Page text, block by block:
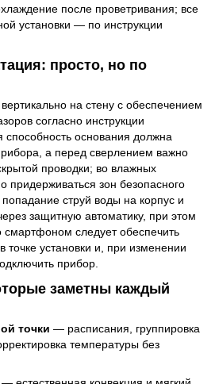
после проветривания; все
установки — по инструкции
просто, но по
на стену с обеспечением
согласно инструкции
способность основания должна
а перед сверлением важно
проводки; во влажных
зон безопасного
струй воды на корпус и
защитную автоматику, при этом
смартфоном следует обеспечить
точке установки и, при изменении
прибор.
заметны каждый
точки — расписания, группировка
температуры без